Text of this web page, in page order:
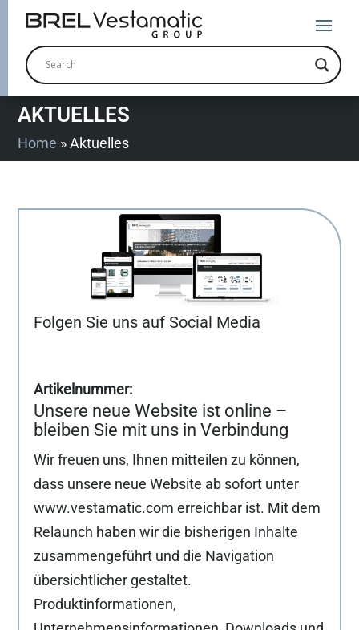
AKTUELLES
Home »Aktuelles
Folgen Sie uns auf Social Media
Unsere neue Website ist online –
bleiben Sie mit uns in Verbindung
Wir freuen uns, Ihnen mitteilen zu können,
dass unsere neue Website ab sofort unter
www.vestamatic.com erreichbar ist. Mit dem
Relaunch haben wir die bisherigen Inhalte
zusammengeführt und die Navigation
übersichtlicher gestaltet.
Produktinformationen,